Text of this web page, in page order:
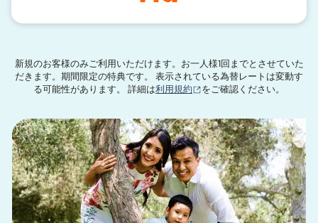
新規のお客様のみご利用いただけます。お一人様1回までとさせていた
だきます。期間限定の特典です。 表示されている為替レートは変動す
る可能性があります。 詳細は利用規約 （別ウィンドウで開きます
をご確認ください。